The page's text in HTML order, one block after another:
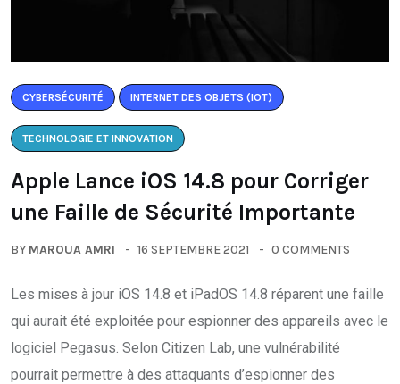
CYBERSÉCURITÉ INTERNET DES OBJETS (IOT)
TECHNOLOGIE ET INNOVATION
Apple Lance iOS 14.8 pour Corriger
une Faille de Sécurité Importante
BY MAROUA AMRI 16 SEPTEMBRE 2021 0 COMMENTS
Les mises à jour iOS 14.8 et iPadOS 14.8 réparent une faille
qui aurait été exploitée pour espionner des appareils avec le
logiciel Pegasus. Selon Citizen Lab, une vulnérabilité
pourrait permettre à des attaquants d’espionner des